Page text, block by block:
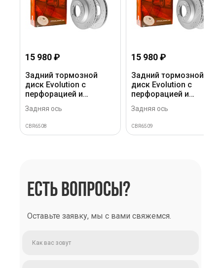
15 980 ₽
Задний тормозной
диск Evolution с
перфорацией и
насечками в покрытии
GEOMET для Porsche
Cayenne 2017+ (левый)
Задняя ось
CBR6508
15 980 ₽
Задний тормозной
диск Evolution с
перфорацией и
насечками в покрытии
GEOMET для Porsche
Cayenne 2017+
Задняя ось
CBR6509
ЕСТЬ ВОПРОСЫ?
Оставьте заявку, мы с вами свяжемся.